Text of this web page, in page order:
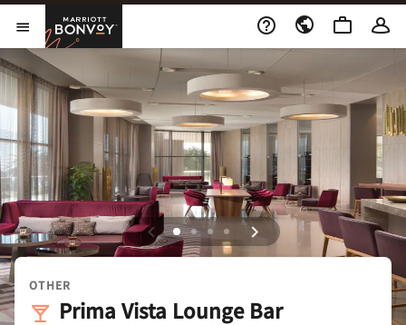
Skip to Content
메뉴 열기
Marriott Bonvoy
OTHER
Prima Vista Lounge Bar